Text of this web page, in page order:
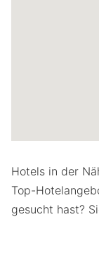
Hotels in der
Top-
gesucht hast?